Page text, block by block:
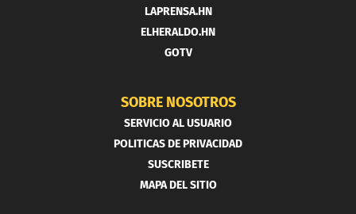
LAPRENSA.HN
ELHERALDO.HN
GOTV
SOBRE NOSOTROS
SERVICIO AL USUARIO
POLITICAS DE PRIVACIDAD
SUSCRIBETE
MAPA DEL SITIO